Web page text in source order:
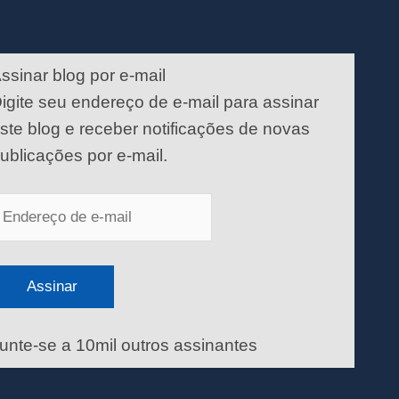
blog por e-mail
seu endereço de e-mail para assinar
blog e receber notificações de novas
por e-mail.
Assinar
se a 10mil outros assinantes